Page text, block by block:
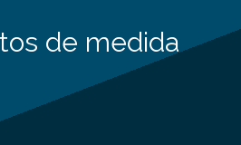
de medida